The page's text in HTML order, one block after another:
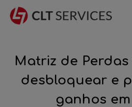
Matriz de Perdas
desbloquear e
ganhos em